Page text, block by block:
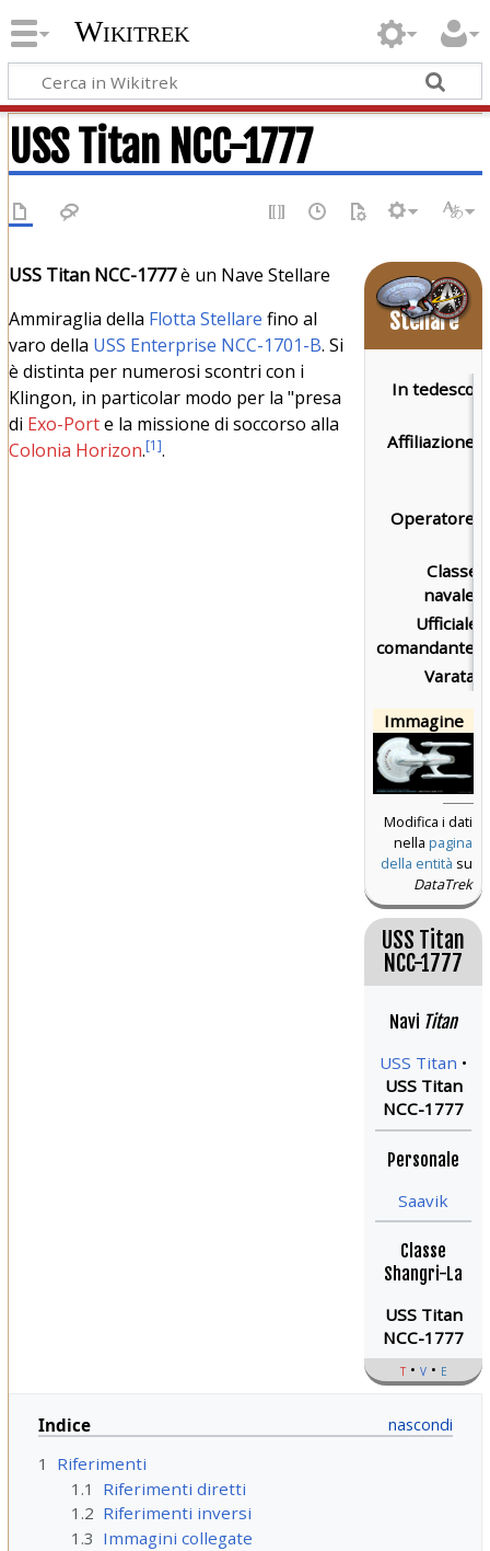
Wikitrek
USS Titan NCC-1777
Nave
Stellare
In tedesco:
Affiliazione:
Operatore:
Classe
navale:
Ufficiale
comandante:
Varata:
Immagine
Modifica i dati
nella pagina
della entità su
DataTrek
USS Titan NCC-1777è un Nave Stellare
USS Titan
NCC-1777
Navi Titan
USS Titan
USS Titan
NCC-1777
Personale
Saavik
Classe
Shangri-La
USS Titan
NCC-1777
t v e
Ammiraglia della Flotta Stellare fino al
varo della USS Enterprise NCC-1701-B. Si
è distinta per numerosi scontri con i
Klingon, in particolar modo per la "presa
di Exo-Porte la missione di soccorso alla
Colonia Horizon.[1].
Indice
1
Riferimenti
1.1
Riferimenti diretti
1.2 Riferimenti inversi
1.3 Immagini collegate